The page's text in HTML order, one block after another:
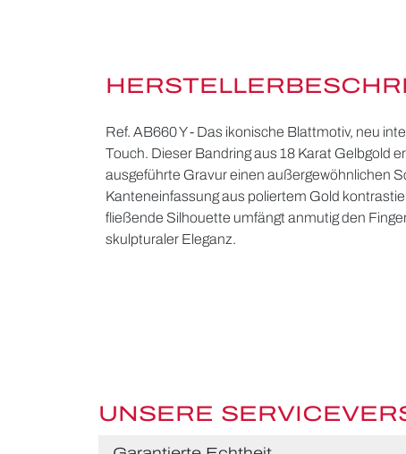
Ref. AB660 Y - Das ikonische Blattmotiv, neu
Touch. Dieser Bandring aus 18 Karat Gelbgold
ausgeführte Gravur einen außergewöhnlichen
Kanteneinfassung aus poliertem Gold
fließende Silhouette umfängt anmutig den
skulpturaler Eleganz.
UNSERE